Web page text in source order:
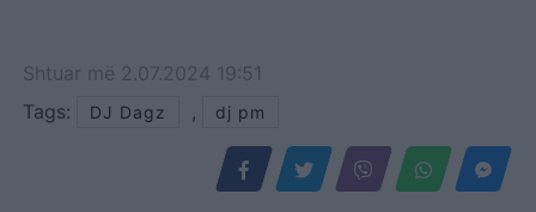
Shtuar më 2.07.2024 19:51
Tags:
DJ Dagz , dj pm